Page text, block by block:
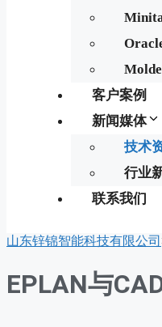
客户案例
新闻媒体
技术
行业
联系我们
山东锌锦智能科技有限公司
EPLAN与